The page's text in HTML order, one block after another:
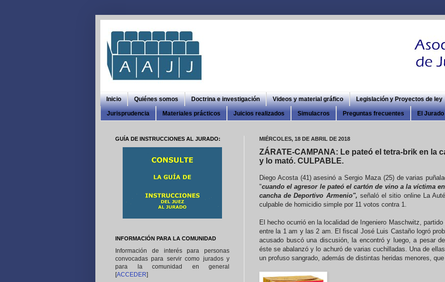
Inicio Quiénes somos Doctrina e investigación Videos y material gráfico Legislación y Proyectos de ley
Jurisprudencia Materiales prácticos Juicios realizados Simulacros Preguntas frecuentes El
MIÉRCOLES, 18 DE ABRIL DE 2018
ZÁRATE-CAMPANA: Le pateó el tetra-brik en la
y lo mató. CULPABLE.
Diego Acosta (41) asesinó a Sergio Maza (25) de varias
"cuando el agresor le pateó el cartón de vino a la víctima
cancha de Deportivo Armenio", señaló el sitio online La
culpable de homicidio simple por 11 votos contra 1.
El hecho ocurrió en la localidad de Ingeniero Maschwitz,
entre la 1 am y las 2 am. El fiscal José Luis Castaño logró
acusado buscó una discusión, la encontró y luego, a pesar
éste se abalanzó y lo achuró de varias cuchilladas. Una de
un profuso sangrado, además de distintas heridas menores,
GUÍA DE INSTRUCCIONES AL JURADO:
INFORMACIÓN PARA LA COMUNIDAD
Información de interés para personas
convocadas para servir como jurados y
para la comunidad en general
[ACCEDER]